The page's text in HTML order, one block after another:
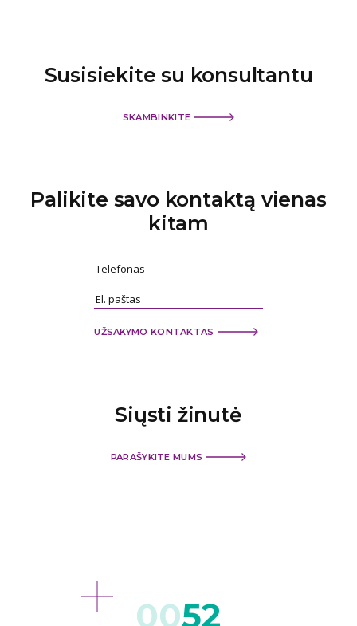
Susisiekite su konsultantu
SKAMBINKITE
Palikite savo kontaktą vienas
kitam
UŽSAKYMO KONTAKTAS
Siųsti žinutė
PARAŠYKITE MUMS
52